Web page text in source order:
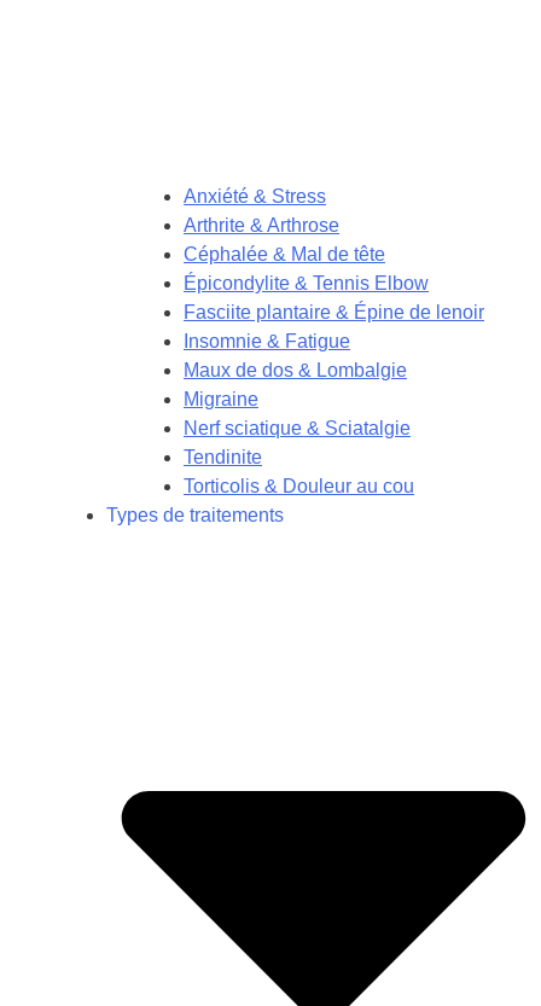
Anxiété & Stress
Arthrite & Arthrose
Céphalée & Mal de tête
Épicondylite & Tennis Elbow
Fasciite plantaire & Épine de lenoir
Insomnie & Fatigue
Maux de dos & Lombalgie
Migraine
Nerf sciatique & Sciatalgie
Tendinite
Torticolis & Douleur au cou
Types de traitements